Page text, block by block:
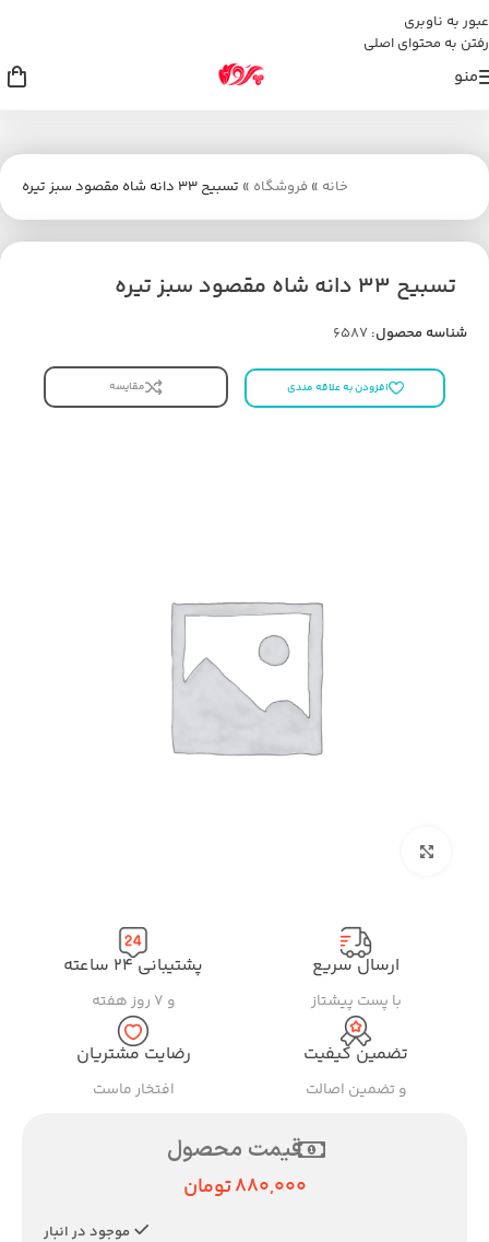
عبور به ناوبری
رفتن به محتوای اصلی
منو
خانه » فروشگاه » تسبیح 33 دانه شاه مقصود سبز تیره
تسبیح 33 دانه شاه مقصود سبز تیره
شناسه محصول: 6587
افزودن به علاقه مندی مقایسه
ارسال سریع
با پست پیشتاز
پشتیبانی ۲۴ ساعته
و ۷ روز هفته
تضمین کیفیت
و تضمین اصالت
رضایت مشتریان
افتخار ماست
قیمت محصول
880,000تومان
موجود در انبار